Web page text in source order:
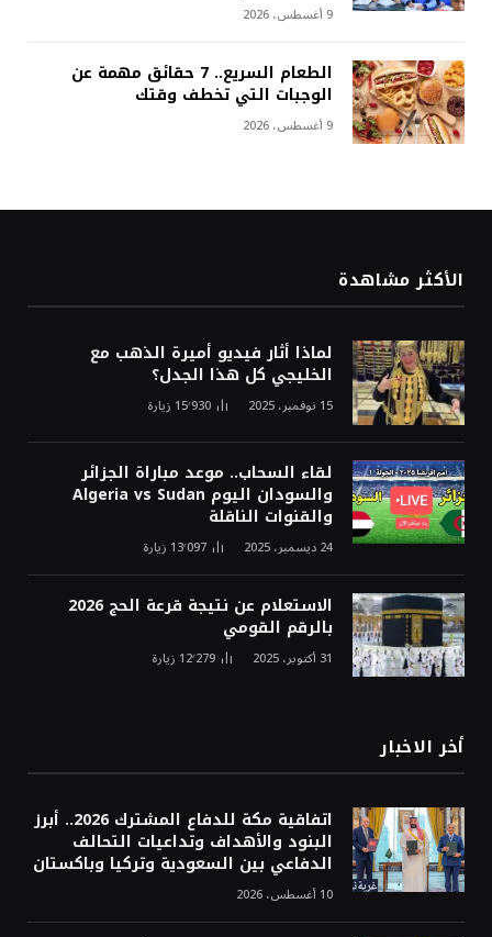
9 أغسطس، 2026
الطعام السريع.. 7 حقائق مهمة عن
الوجبات التي تخطف وقتك
9 أغسطس، 2026
الأكثر مشاهدة
لماذا أثار فيديو أميرة الذهب مع
الخليجي كل هذا الجدل؟
15 نوفمبر، 2025 15٬930 زيارة
لقاء السحاب.. موعد مباراة الجزائر
والسودان اليوم Algeria vs Sudan
والقنوات الناقلة
24 ديسمبر، 2025 13٬097 زيارة
الاستعلام عن نتيجة قرعة الحج 2026
بالرقم القومي
31 أكتوبر، 2025 12٬279 زيارة
أخر الاخبار
اتفاقية مكة للدفاع المشترك 2026.. أبرز
البنود والأهداف وتداعيات التحالف
الدفاعي بين السعودية وتركيا وباكستان
10 أغسطس، 2026